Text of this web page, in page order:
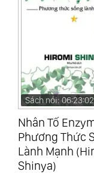
Sách nói: 06:23:02
Nhân Tố
Phương Thức
Lành Mạnh
Shinya)